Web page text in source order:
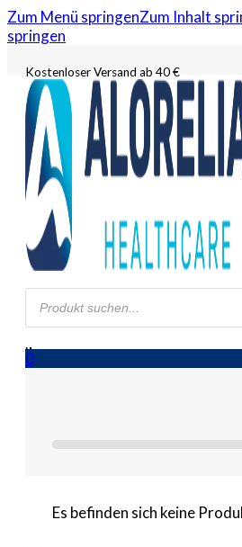
Zum Menü springenZum Inhalt
springen
Kostenloser Versand ab 40 €
Products
search
0
Es befinden sich keine